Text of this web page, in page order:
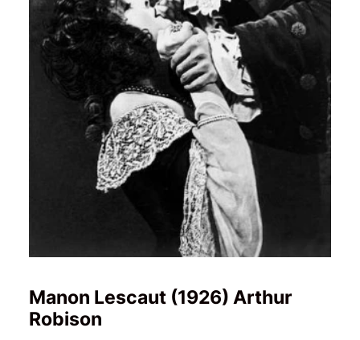
Manon Lescaut (1926) Arthur
Robison